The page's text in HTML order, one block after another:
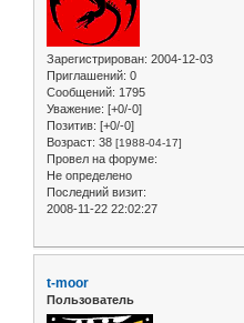
Зарегистрирован: 2004-12-03
Приглашений: 0
Сообщений: 1795
Уважение: [+0/-0]
Позитив: [+0/-0]
Возраст: 38 [1988-04-17]
Провел на форуме:
Не определено
Последний визит:
2008-11-22 22:02:27
t-moor
Пользователь